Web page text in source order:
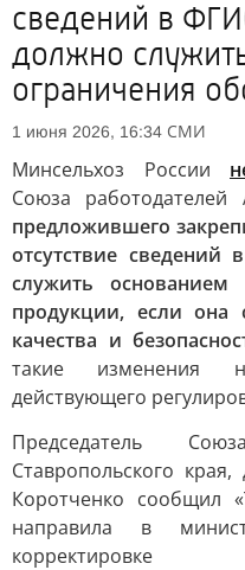
сведений в
должно
ограничения
1 июня 2026, 16:34 СМИ
Минсельхоз России
Союза работодателей
предложившего
отсутствие
служить основанием
продукции, если она
качества и
такие изменения
действующего
Председатель
Ставропольского
Коротченко сообщил
направила в
корректировке